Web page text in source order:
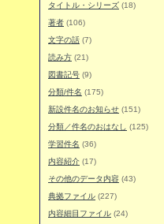
タイトル・シリーズ (18)
著者 (106)
文字の話 (7)
読み方 (21)
図書記号 (9)
分類/件名 (175)
新設件名のお知らせ (151)
分類／件名のおはなし
(125)
学習件名 (36)
内容紹介 (17)
その他のデータ内容 (43)
典拠ファイル (227)
内容細目ファイル (24)